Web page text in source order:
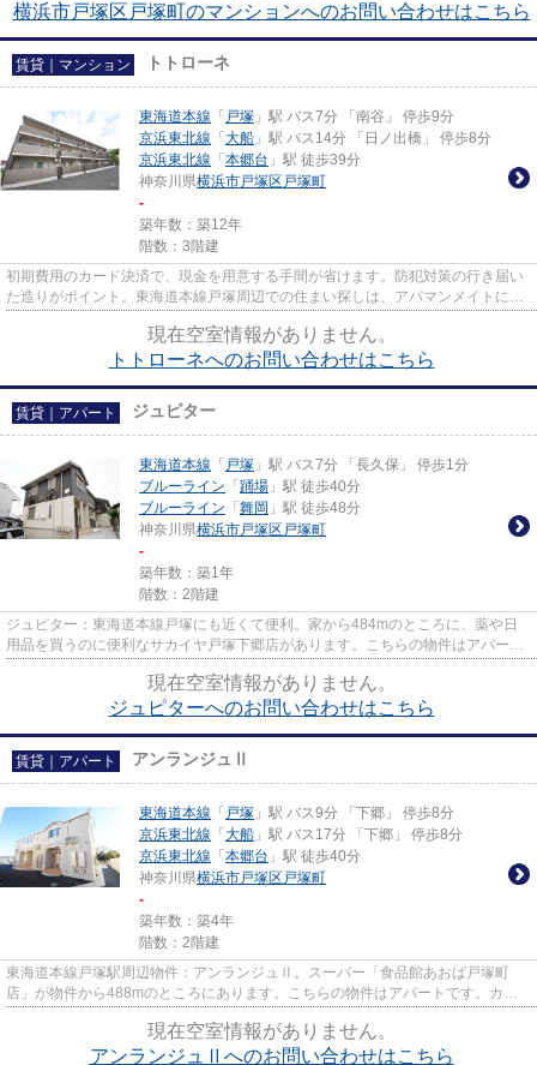
横浜市戸塚区戸塚町のマンションへのお問い合わせはこちら
賃貸｜マンション トトローネ
東海道本線 「 戸塚 」駅 バス7分 「南谷」 停歩9分
京浜東北線 「 大船 」駅 バス14分 「日ノ出橋」 停歩8分
京浜東北線 「 本郷台 」駅 徒歩39分
神奈川県横浜市戸塚区 戸塚町
-
築年数：築12年
階数：3階建
初期費用のカード決済で、現金を用意する手間が省けます。防犯対策の行き届い
た造りがポイント。東海道本線戸塚周辺での住まい探しは、アパマンメイトにお
現在空室情報がありません。
トトローネへのお問い合わせはこちら
賃貸｜アパート ジュピター
東海道本線 「 戸塚 」駅 バス7分 「長久保」 停歩1分
ブルーライン 「 踊場 」駅 徒歩40分
ブルーライン 「 舞岡 」駅 徒歩48分
神奈川県横浜市戸塚区 戸塚町
-
築年数：築1年
階数：2階建
ジュピター：東海道本線戸塚にも近くて便利。家から484mのところに、薬や日
用品を買うのに便利なサカイヤ戸塚下郷店があります。こちらの物件はアパート
現在空室情報がありません。
ジュピターへのお問い合わせはこちら
賃貸｜アパート アンランジュⅡ
東海道本線 「 戸塚 」駅 バス9分 「下郷」 停歩8分
京浜東北線 「 大船 」駅 バス17分 「下郷」 停歩8分
京浜東北線 「 本郷台 」駅 徒歩40分
神奈川県横浜市戸塚区 戸塚町
-
築年数：築4年
階数：2階建
東海道本線戸塚駅周辺物件：アンランジュⅡ。スーパー「食品館あおば戸塚町
店」が物件から488mのところにあります。こちらの物件はアパートです。カー
現在空室情報がありません。
アンランジュⅡへのお問い合わせはこちら